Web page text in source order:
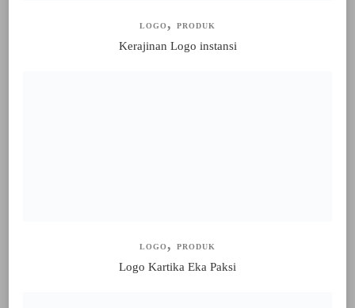
LOGO PRODUK
Kerajinan Logo instansi
LOGO PRODUK
Logo Kartika Eka Paksi